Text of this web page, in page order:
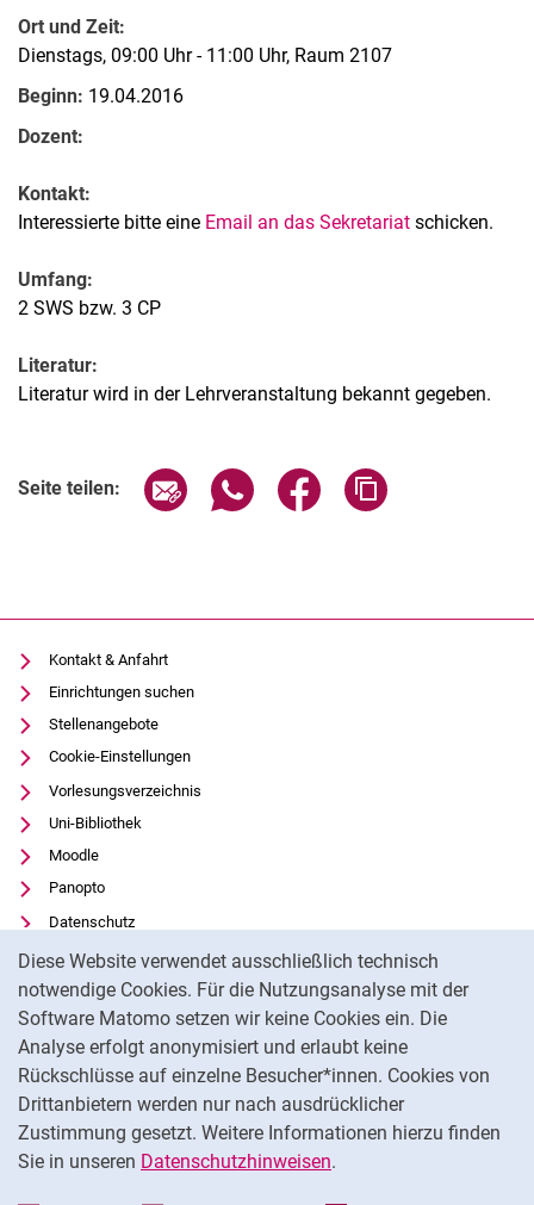
Diese Website verwendet ausschließlich technisch
notwendige Cookies. Für die Nutzungsanalyse mit der
Software Matomo setzen wir keine Cookies ein. Die
Analyse erfolgt anonymisiert und erlaubt keine
Rückschlüsse auf einzelne Besucher*innen. Cookies von
Drittanbietern werden nur nach ausdrücklicher
Zustimmung gesetzt. Weitere Informationen hierzu finden
Sie in unseren Datenschutzhinweisen.
Ort und Zeit:
Dienstags, 09:00 Uhr - 11:00 Uhr, Raum 2107
Beginn: 19.04.2016
Dozent:
Kontakt:
Interessierte bitte eine Email an das Sekretariat schicken.
Umfang:
2 SWS bzw. 3 CP
Literatur:
Literatur wird in der Lehrveranstaltung bekannt gegeben.
Seite teilen: Seite über E-Mail teilen
Seite über WhatsApp teilen
Seite über Facebook
Kontakt & Anfahrt
Einrichtungen suchen
Stellenangebote
Cookie-Einstellungen
Vorlesungsverzeichnis
Uni-Bibliothek
Moodle
Panopto
Datenschutz
Barrierefreiheit
Transparenter KI-Einsatz
Impressum
Externer Link: Universität Kassel auf
Facebook (öffnet neues Fenster)
Externer Link: Universität Kassel auf
Youtube(öffnet neues Fenster)
Externer Link: Universität Kassel auf
Instagram (öffnet neues Fenster)